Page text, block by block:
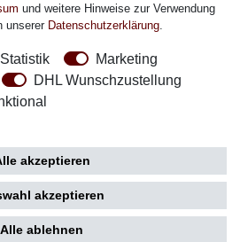
und weitere Hinweise zur Verwendung
unserer Daten­schutz­erklärung
Statistik
Marketing
DHL Wunschzustellung
akzeptieren
akzeptieren
Alle ablehnen